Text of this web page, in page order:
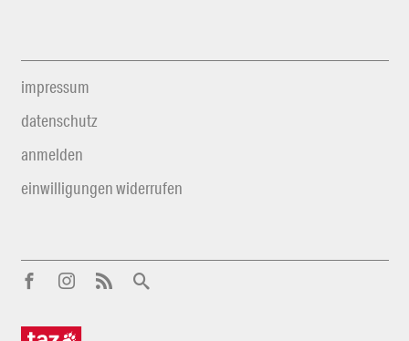
impressum
datenschutz
anmelden
einwilligungen widerrufen